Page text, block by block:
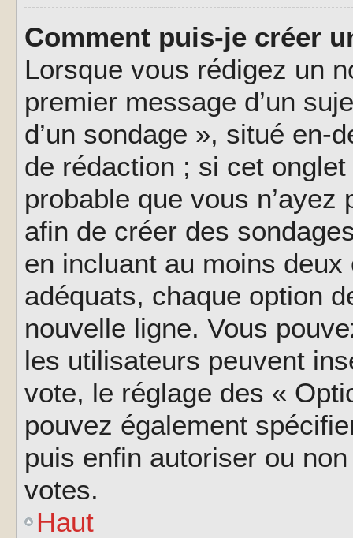
Comment puis-je créer
Lorsque vous rédigez un
premier message d’un
d’un sondage », situé en-
de rédaction ; si cet
probable que vous
afin de créer des
en incluant au moins
adéquats, chaque option
nouvelle ligne. Vous
les utilisateurs peuvent
vote, le réglage des «
pouvez également
puis enfin autoriser ou
votes.
Haut